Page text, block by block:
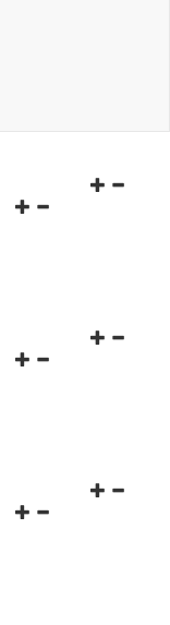
Navigationsmenü
Navigationsmenü
Navigationsmenü